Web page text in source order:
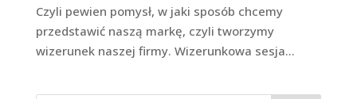
Czyli pewien pomysł, w jaki sposób chcemy
przedstawić naszą markę, czyli tworzymy
wizerunek naszej firmy. Wizerunkowa sesja...